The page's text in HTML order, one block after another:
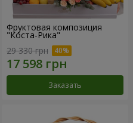
Фруктовая композиция
"Коста-Рика"
29 330 грн
Заказать